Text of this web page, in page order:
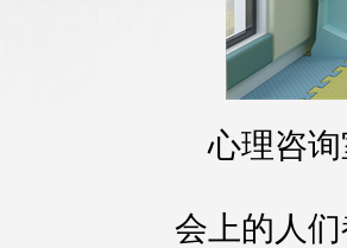
心理咨
会上的人